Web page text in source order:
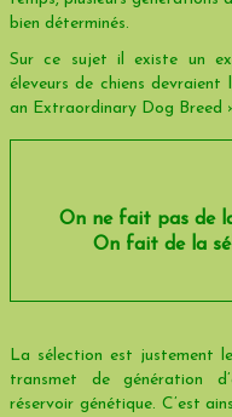
bien déterminés.
Sur ce sujet il existe un
éleveurs de chiens
an Extraordinary Dog Breed
On ne fait pas de
On fait de la
La sélection est justement
transmet de génération
réservoir génétique. C’est